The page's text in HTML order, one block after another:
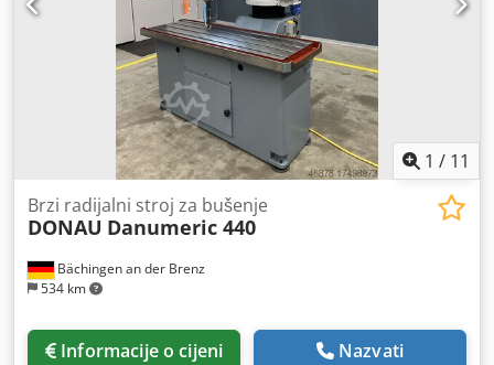
1 / 11
Bächingen an der Brenz
534 km
Brzi radijalni stroj za bušenje
DONAU Danumeric 440
Informacije o cijeni Nazvati